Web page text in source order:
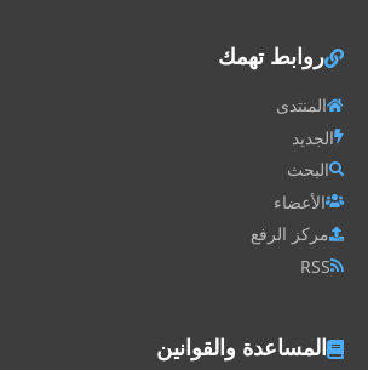
روابط تهمك
المنتدى
الجديد
البحث
الأعضاء
مركز الرفع
RSS
المساعدة والقوانين